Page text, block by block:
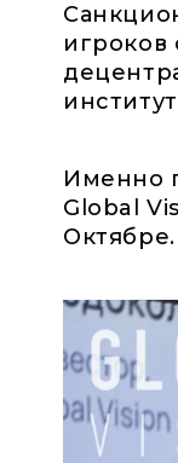
игроков
Именно
Global
Октябре.